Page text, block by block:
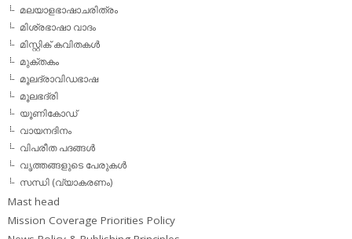
മലയാളഭാഷാചരിത്രം
മിശ്രഭാഷാ വാദം
മിസ്റ്റിക് കവിതകള്‍
മുക്തകം
മൂലദ്രാവിഡഭാഷ
മൂലഭദ്രി
യൂണികോഡ്
വായനദിനം
വിപരീത പദങ്ങള്‍
വൃത്തങ്ങളുടെ പേരുകള്‍
സന്ധി (വ്യാകരണം)
Mast head
Mission Coverage Priorities Policy